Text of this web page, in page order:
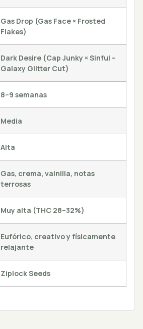
Gas Drop (Gas Face × Frosted
Flakes)
Dark Desire (Cap Junky × Sinful –
Galaxy Glitter Cut)
8–9 semanas
Media
Alta
Gas, crema, vainilla, notas
terrosas
Muy alta (THC 28–32%)
Eufórico, creativo y físicamente
relajante
Ziplock Seeds